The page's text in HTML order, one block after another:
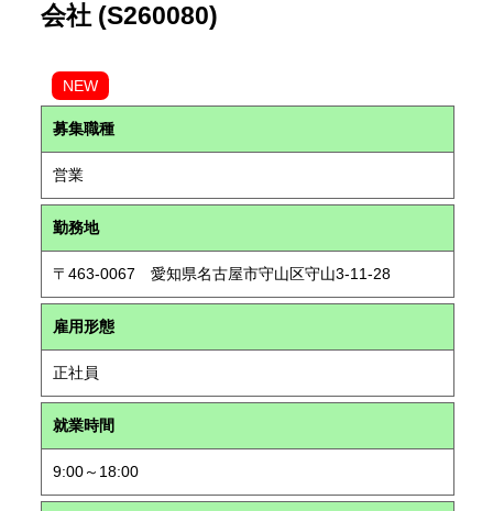
会社 (S260080)
NEW
募集職種
営業
勤務地
〒463-0067 愛知県名古屋市守山区守山3-11-28
雇用形態
正社員
就業時間
9:00～18:00